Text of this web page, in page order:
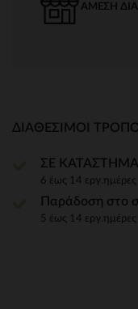
ΆΜΕΣΗ
ΔΙΑΘΈΣΙΜΟΙ
ΣΕ ΚΑΤΑΣΤΗΜΑ
6 έως 14 εργ.ημέρες
Παράδοση στο
5 έως 14 εργ.ημέρες